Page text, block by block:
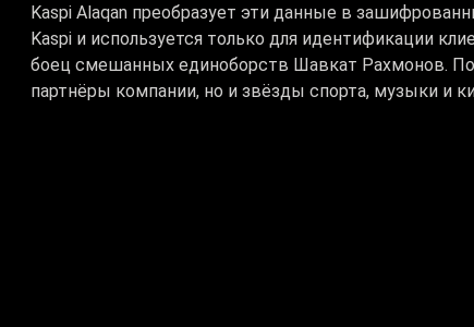
Kaspi Alaqan преобразует эти данные в
Kaspi и используется только для идентификации
боец смешанных единоборств Шавкат Рахмонов.
партнёры компании, но и звёзды спорта, музыки и